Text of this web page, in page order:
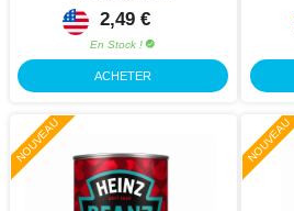
2,49 €
En Stock !
ACHETER
NOUVEAU NOUVEAU